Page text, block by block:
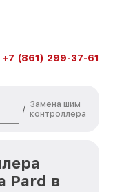
+7 (861) 299-37-61
/ Замена шим
контроллера
Pard в